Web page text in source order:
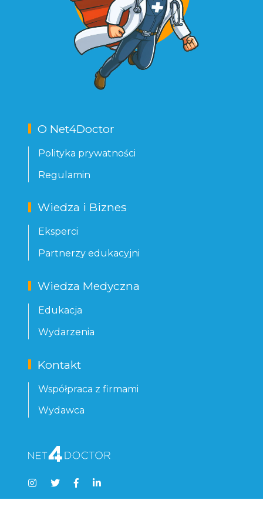
O Net4Doctor
Polityka prywatności
Regulamin
Wiedza i Biznes
Eksperci
Partnerzy edukacyjni
Wiedza Medyczna
Edukacja
Wydarzenia
Kontakt
Współpraca z firmami
Wydawca